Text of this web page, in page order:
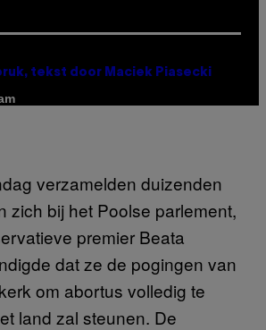
tekst door Maciek Piasecki
verzamelden duizenden
zich bij het Poolse parlement,
premier Beata
dat ze de pogingen van
om abortus volledig te
land zal steunen. De